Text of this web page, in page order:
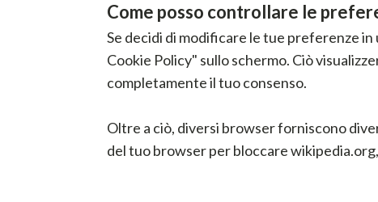
Come posso controllare le
Se decidi di modificare le tue preferenze
Cookie Policy" sullo schermo. Ciò
completamente il tuo consenso.
Oltre a ciò, diversi browser forniscono
del tuo browser per bloccare